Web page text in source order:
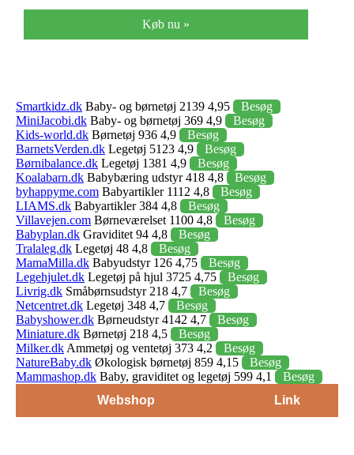
Køb nu »
Smartkidz.dk Baby- og børnetøj 2139 4,95
Besøg
MiniJacobi.dk Baby- og børnetøj 369 4,9
Besøg
Kids-world.dk Børnetøj 936 4,9
Besøg
BarnetsVerden.dk Legetøj 5123 4,9
Besøg
Børnibalance.dk Legetøj 1381 4,9
Besøg
Koalabarn.dk Babybæring udstyr 418 4,8
Besøg
byhappyme.com Babyartikler 1112 4,8
Besøg
LIAMS.dk Babyartikler 384 4,8
Besøg
Villavejen.com Børneværelset 1100 4,8
Besøg
Babyplan.dk Graviditet 94 4,8
Besøg
Tralaleg.dk Legetøj 48 4,8
Besøg
MamaMilla.dk Babyudstyr 126 4,75
Besøg
Legehjulet.dk Legetøj på hjul 3725 4,75
Besøg
Livrig.dk Småbørnsudstyr 218 4,7
Besøg
Netcentret.dk Legetøj 348 4,7
Besøg
Babyshower.dk Børneudstyr 4142 4,7
Besøg
Miniature.dk Børnetøj 218 4,5
Besøg
Milker.dk Ammetøj og ventetøj 373 4,2
Besøg
NatureBaby.dk Økologisk børnetøj 859 4,15
Besøg
Mammashop.dk Baby, graviditet og legetøj 599 4,1
Besøg
Webshop
Link